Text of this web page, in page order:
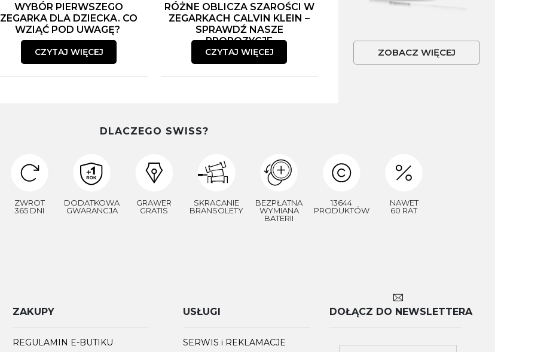
WYBÓR PIERWSZEGO
ZEGARKA DLA DZIECKA. CO
WZIĄĆ POD UWAGĘ?
CZYTAJ WIĘCEJ
RÓŻNE OBLICZA SZAROŚCI W
ZEGARKACH CALVIN KLEIN –
SPRAWDŹ NASZE
PROPOZYCJE
CZYTAJ WIĘCEJ ZOBACZ WIĘCEJ
DLACZEGO SWISS?
ZWROT
365 DNI
DODATKOWA
GWARANCJA
GRAWER
GRATIS
SKRACANIE
BRANSOLETY
BEZPŁATNA
WYMIANA
BATERII
13644
PRODUKTÓW
NAWET
60 RAT
ZAKUPY
REGULAMIN E-BUTIKU
USŁUGI
SERWIS i REKLAMACJE
DOŁĄCZ DO NEWSLETTERA